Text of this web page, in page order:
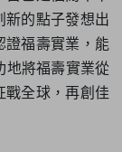
新的點子發想出
證福壽實業，能
地將福壽實業從
戰全球，再創佳